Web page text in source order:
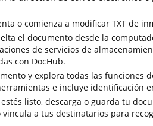
o comienza a modificar TXT de
el documento desde la
de servicios de
con DocHub.
y explora todas las funciones
e incluye identificación
listo, descarga o guarda tu
vincula a tus destinatarios para